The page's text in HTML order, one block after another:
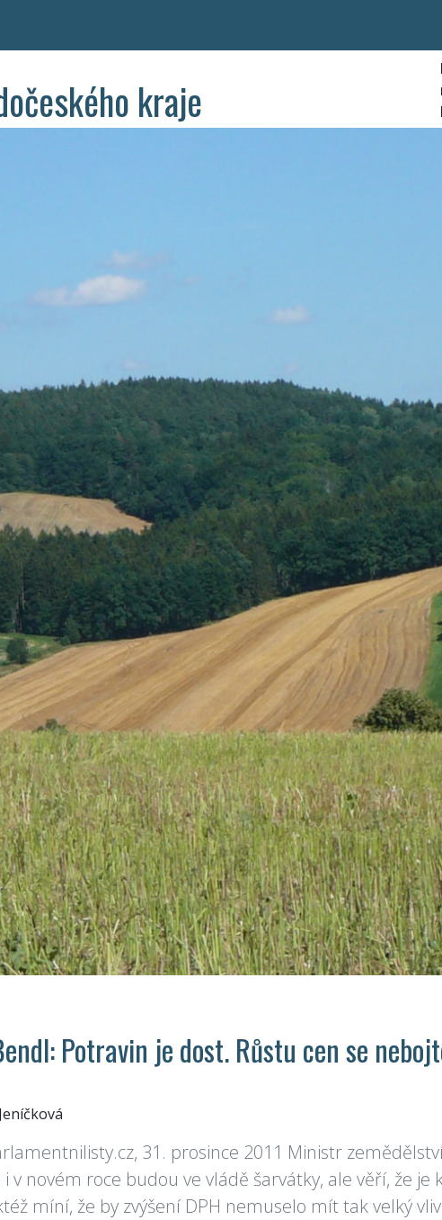
kraje
Potravin je dost. Růstu cen se
31. prosince 2011 Ministr
i v novém roce budou ve vládě šarvátky, ale věří, že je
míní, že by zvýšení DPH nemuselo mít tak velký